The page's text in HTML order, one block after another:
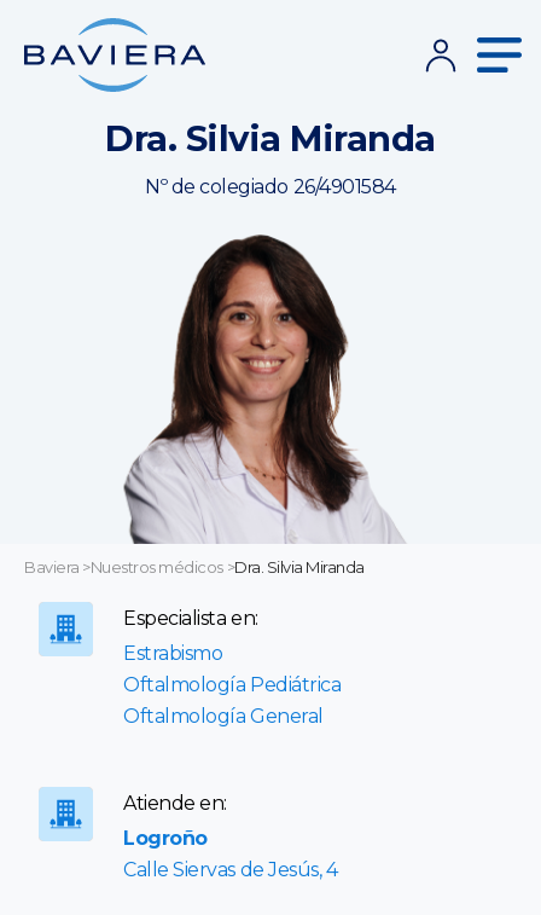
Dra. Silvia Miranda
Nº de colegiado 26/4901584
Baviera >Nuestros médicos >Dra. Silvia Miranda
Especialista en:
Estrabismo
Oftalmología Pediátrica
Oftalmología General
Atiende en:
Logroño
Calle Siervas de Jesús, 4